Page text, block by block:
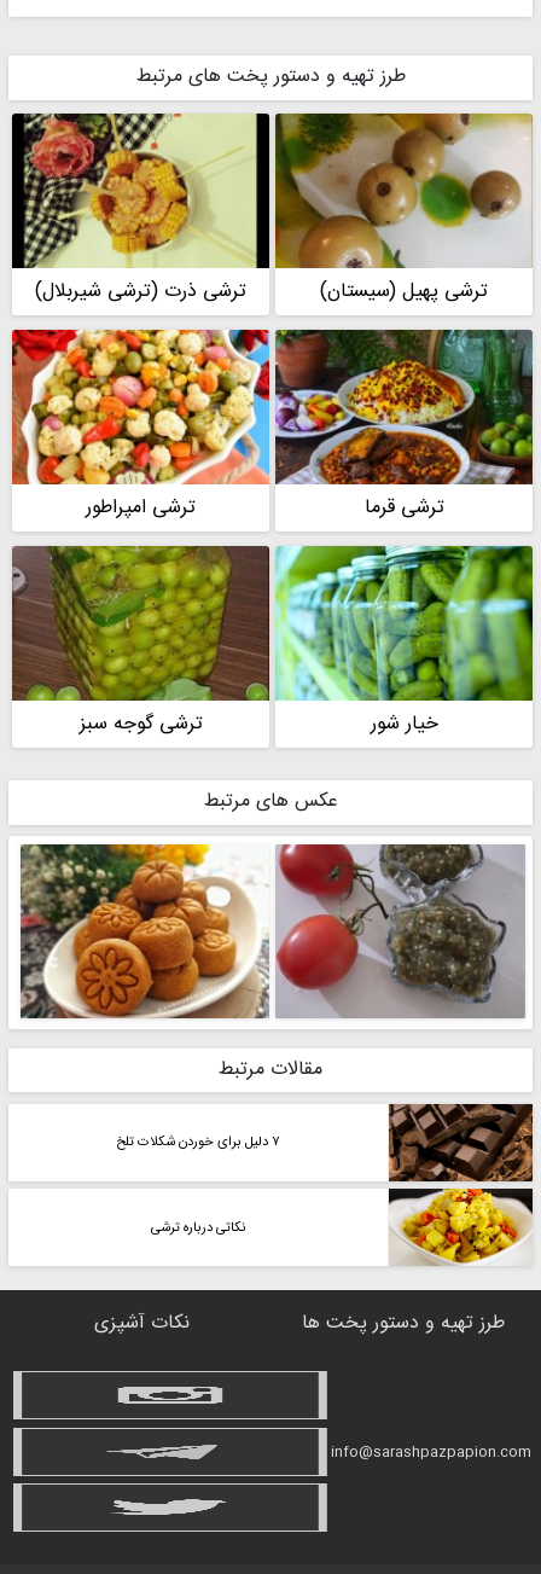
طرز تهیه و دستور پخت های مرتبط
ترشی پهیل (سیستان) ترشی ذرت (ترشی شیربلال)
ترشی قرما ترشی امپراطور
خیار شور ترشی گوجه سبز
عکس های مرتبط
مقالات مرتبط
۷ دلیل برای خوردن شکلات تلخ
نکاتی درباره ترشی
طرز تهیه و دستور پخت ها نکات آشپزی
info@sarashpazpapion.com